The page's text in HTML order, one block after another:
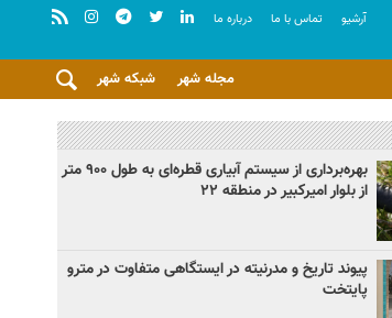
آرشيو تماس با ما درباره ما
شبکه شهر مجله شهر
بهره‌برداری از سیستم آبیاری قطره‌ای به طول ۹۰۰ متر
از بلوار امیرکبیر در منطقه ۲۲
پیوند تاریخ و مدرنیته در ایستگاهی متفاوت در مترو
پایتخت